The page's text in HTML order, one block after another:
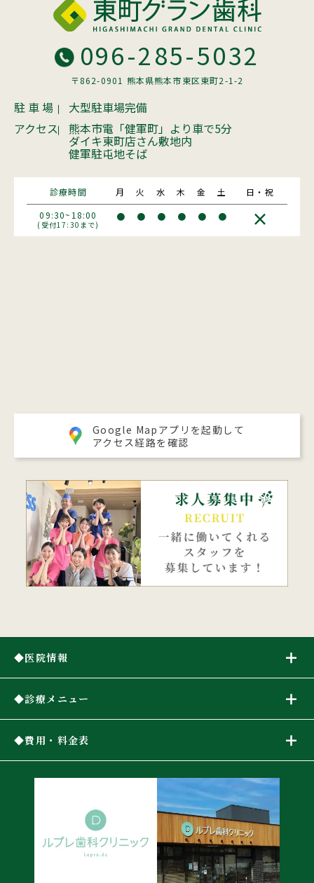
096-285-5032
〒862-0901 熊本県熊本市東区東町2-1-2
駐 車 場
大型駐車場完備
アクセス
熊本市電「健軍町」より車で5分
ダイキ東町店さん敷地内
健軍駐屯地そば
診療時間 月 火 水 木 金 土
日・祝
09:30~18:00
(受付17:30まで)
● ● ● ● ● ● ×
Google Mapアプリを起動して
アクセス経路を確認
医院情報
診療メニュー
費用・料金表